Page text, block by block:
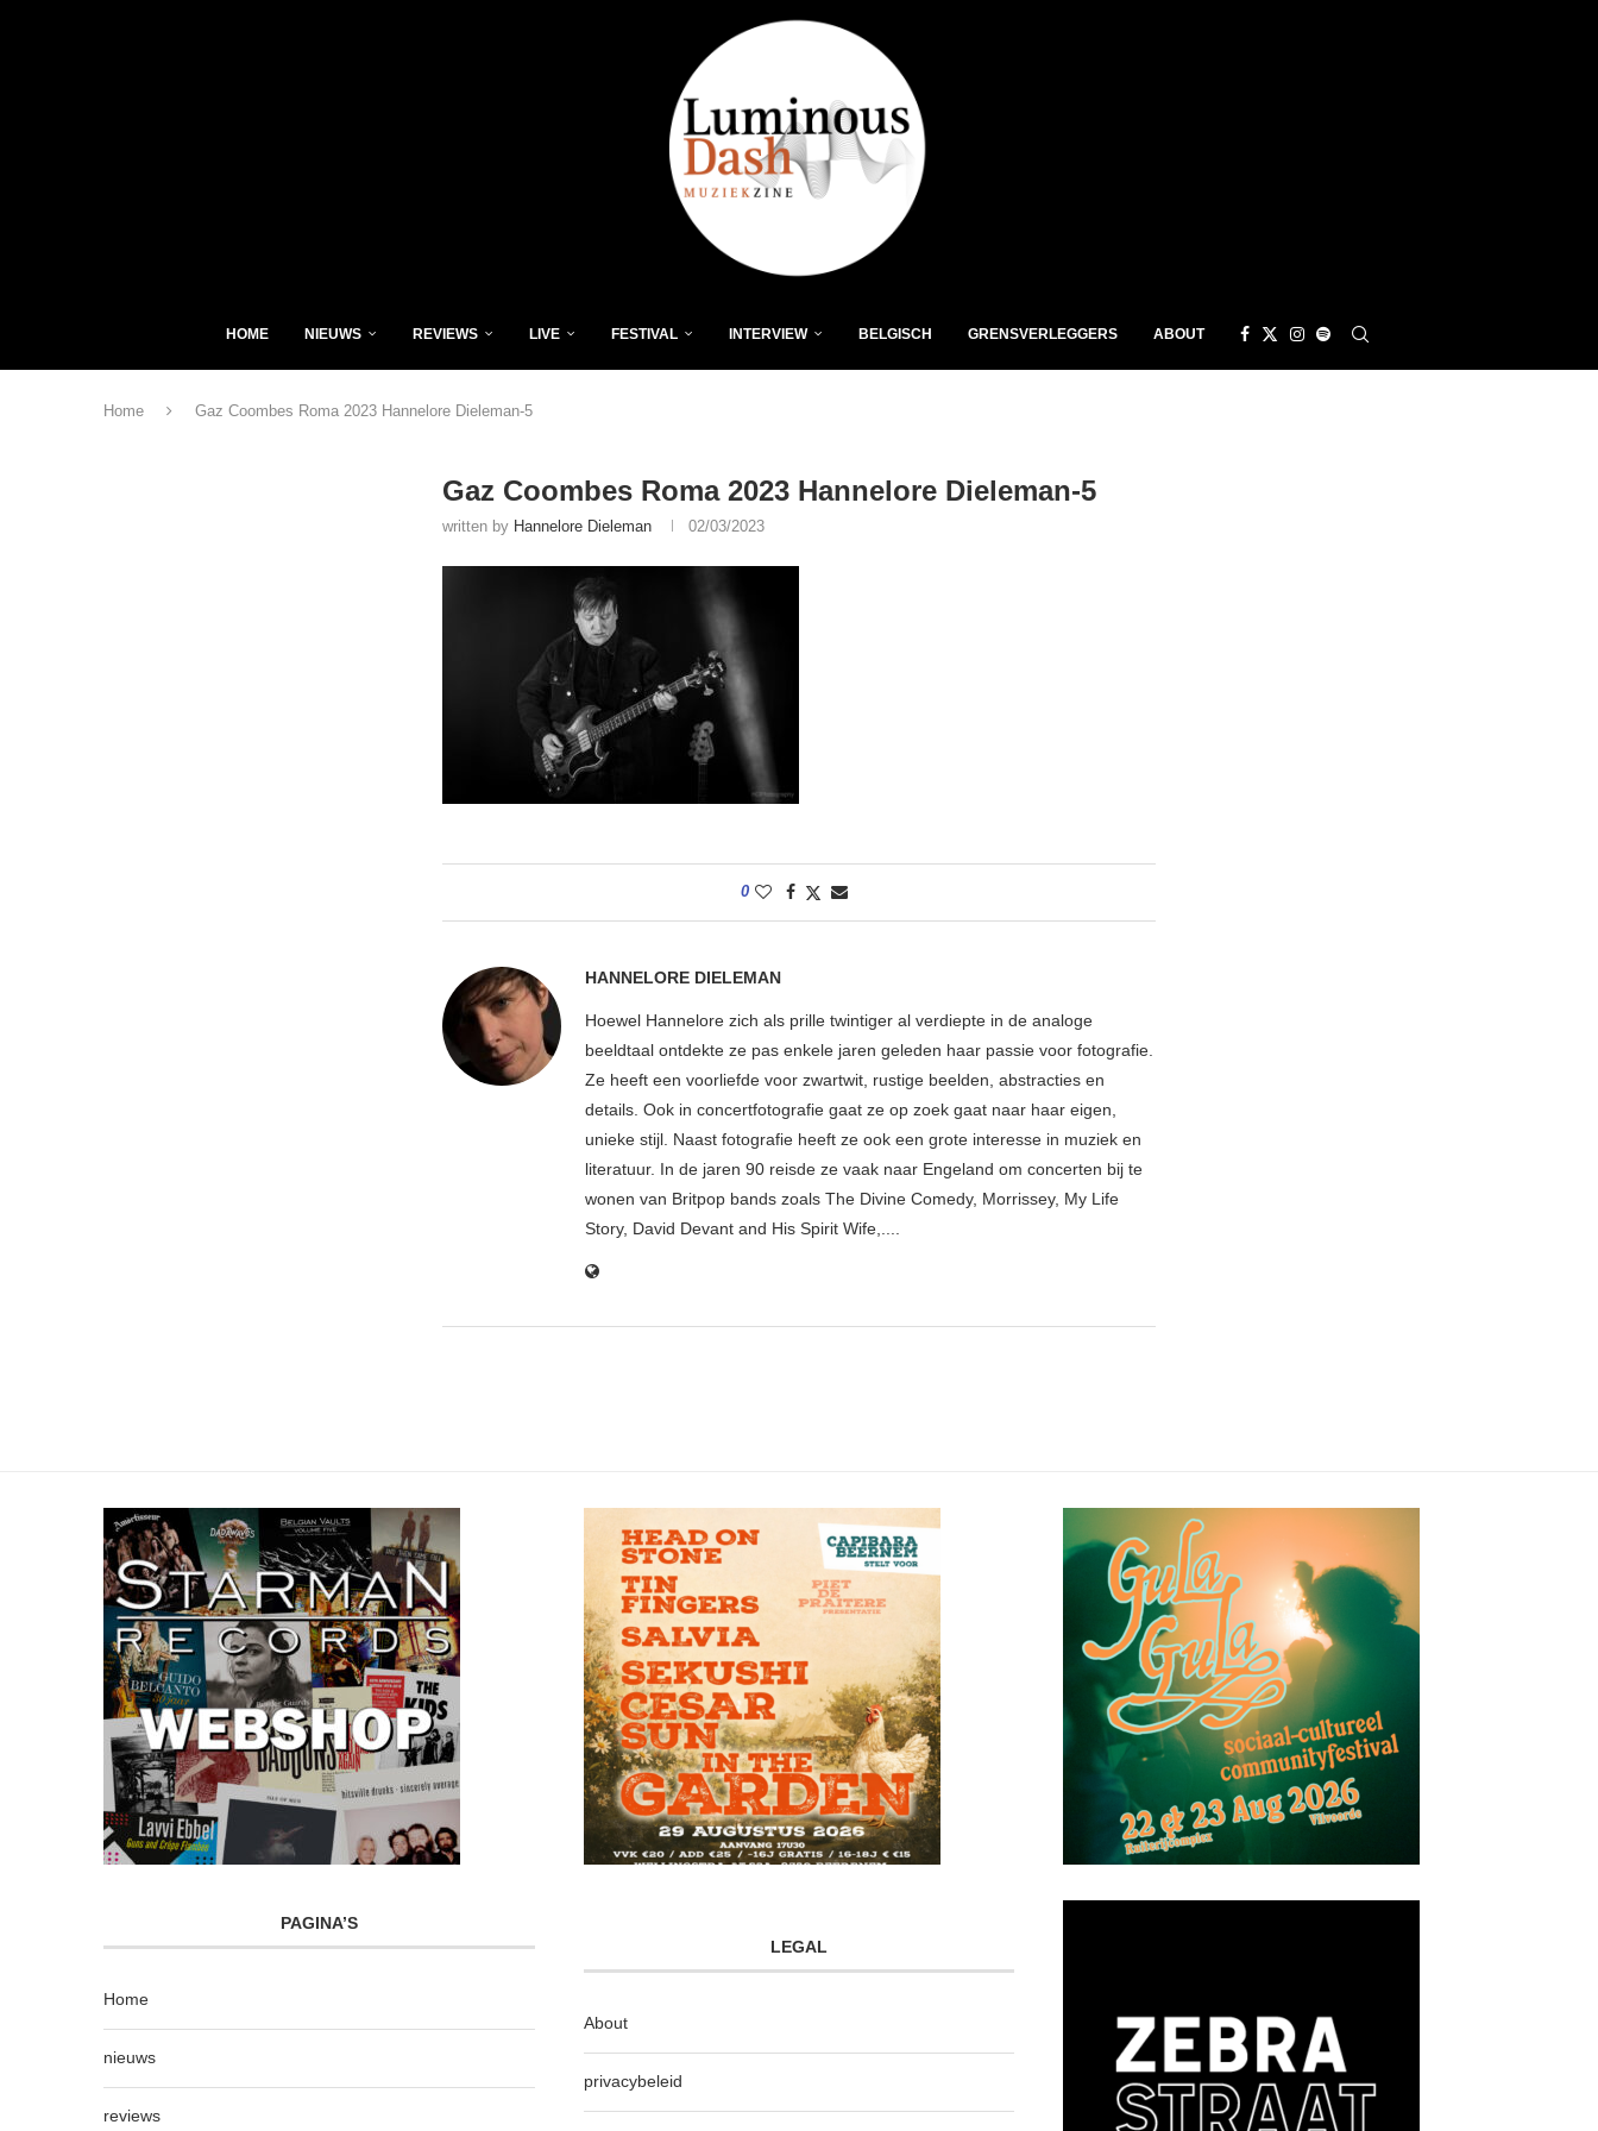
HOME NIEUWS REVIEWS LIVE FESTIVAL INTERVIEW BELGISCH GRENSVERLEGGERS ABOUT
Home Gaz Coombes Roma 2023 Hannelore Dieleman-5
Gaz Coombes Roma 2023 Hannelore Dieleman-5
written by Hannelore Dieleman 02/03/2023
0
HANNELORE DIELEMAN
Hoewel Hannelore zich als prille twintiger al verdiepte in de analoge
beeldtaal ontdekte ze pas enkele jaren geleden haar passie voor fotografie.
Ze heeft een voorliefde voor zwartwit, rustige beelden, abstracties en
details. Ook in concertfotografie gaat ze op zoek gaat naar haar eigen,
unieke stijl. Naast fotografie heeft ze ook een grote interesse in muziek en
literatuur. In de jaren 90 reisde ze vaak naar Engeland om concerten bij te
wonen van Britpop bands zoals The Divine Comedy, Morrissey, My Life
Story, David Devant and His Spirit Wife,....
PAGINA’S
Home
nieuws
reviews
LEGAL
About
privacybeleid